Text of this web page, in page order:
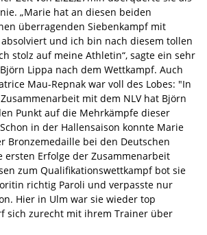
„Marie hat an diesen beiden
überragenden Siebenkampf mit
und ich bin nach diesem tollen
stolz auf meine Athletin“, sagte ein sehr
Lippa nach dem Wettkampf. Auch
Mau-Repnak war voll des Lobes: "In
mit dem NLV hat Björn
Punkt auf die Mehrkämpfe dieser
in der Hallensaison konnte Marie
Bronzemedaille bei den Deutschen
ersten Erfolge der Zusammenarbeit
zum Qualifikationswettkampf bot sie
richtig Paroli und verpasste nur
Hier in Ulm war sie wieder top
sich zurecht mit ihrem Trainer über